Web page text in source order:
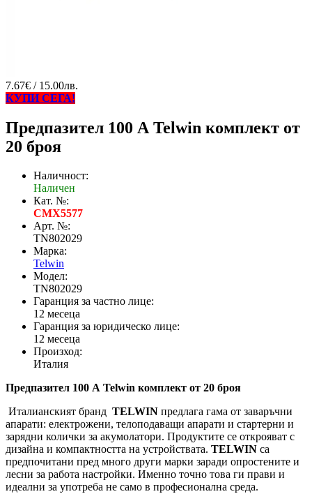
7.67€ / 15.00лв.
КУПИ СЕГА!
Предпазител 100 А Telwin комплект от
20 броя
Наличност:
Наличен
Кат. №:
CMX5577
Арт. №:
TN802029
Марка:
Telwin
Модел:
TN802029
Гаранция за частно лице:
12 месеца
Гаранция за юридическо лице:
12 месеца
Произход:
Италия
Предпазител 100 А Telwin комплект от 20 броя
Италианският бранд TELWIN предлага гама от заваръчни
апарати: електрожени, телоподаващи апарати и стартерни и
зарядни колички за акумолатори. Продуктите се открояват с
дизайна и компактността на устройствата. TELWIN са
предпочитани пред много други марки заради опростените и
лесни за работа настройки. Именно точно това ги прави и
идеални за употреба не само в професионална среда.